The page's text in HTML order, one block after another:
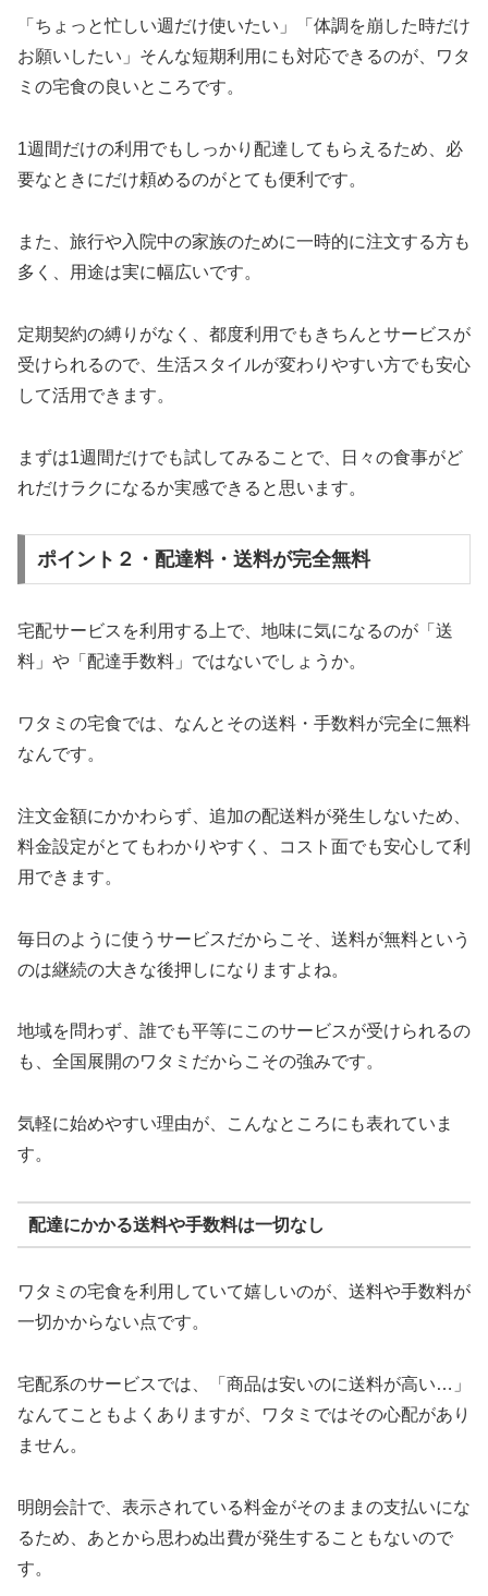
「ちょっと忙しい週だけ使いたい」「体調を崩した時だけ
お願いしたい」そんな短期利用にも対応できるのが、ワタ
ミの宅食の良いところです。
1週間だけの利用でもしっかり配達してもらえるため、必
要なときにだけ頼めるのがとても便利です。
また、旅行や入院中の家族のために一時的に注文する方も
多く、用途は実に幅広いです。
定期契約の縛りがなく、都度利用でもきちんとサービスが
受けられるので、生活スタイルが変わりやすい方でも安心
して活用できます。
まずは1週間だけでも試してみることで、日々の食事がど
れだけラクになるか実感できると思います。
ポイント２・配達料・送料が完全無料
宅配サービスを利用する上で、地味に気になるのが「送
料」や「配達手数料」ではないでしょうか。
ワタミの宅食では、なんとその送料・手数料が完全に無料
なんです。
注文金額にかかわらず、追加の配送料が発生しないため、
料金設定がとてもわかりやすく、コスト面でも安心して利
用できます。
毎日のように使うサービスだからこそ、送料が無料という
のは継続の大きな後押しになりますよね。
地域を問わず、誰でも平等にこのサービスが受けられるの
も、全国展開のワタミだからこその強みです。
気軽に始めやすい理由が、こんなところにも表れていま
す。
配達にかかる送料や手数料は一切なし
ワタミの宅食を利用していて嬉しいのが、送料や手数料が
一切かからない点です。
宅配系のサービスでは、「商品は安いのに送料が高い…」
なんてこともよくありますが、ワタミではその心配があり
ません。
明朗会計で、表示されている料金がそのままの支払いにな
るため、あとから思わぬ出費が発生することもないので
す。